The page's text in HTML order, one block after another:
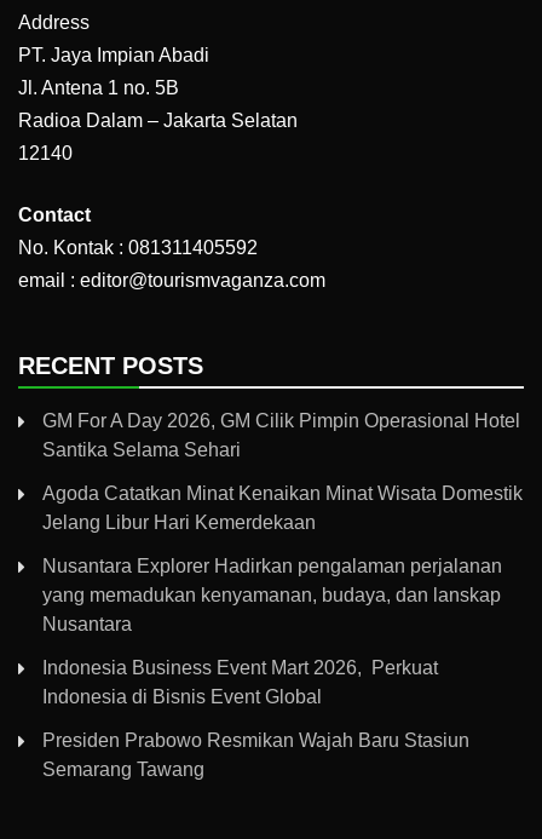
Address
PT. Jaya Impian Abadi
Jl. Antena 1 no. 5B
Radioa Dalam – Jakarta Selatan
12140
Contact
No. Kontak : 081311405592
email : editor@tourismvaganza.com
RECENT POSTS
GM For A Day 2026, GM Cilik Pimpin Operasional Hotel
Santika Selama Sehari
Agoda Catatkan Minat Kenaikan Minat Wisata Domestik
Jelang Libur Hari Kemerdekaan
Nusantara Explorer Hadirkan pengalaman perjalanan
yang memadukan kenyamanan, budaya, dan lanskap
Nusantara
Indonesia Business Event Mart 2026, Perkuat
Indonesia di Bisnis Event Global
Presiden Prabowo Resmikan Wajah Baru Stasiun
Semarang Tawang